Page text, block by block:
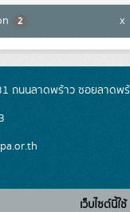
2 x
ถนนลาดพร้าว ซอยลาดพ
เว็บไซต์นี้